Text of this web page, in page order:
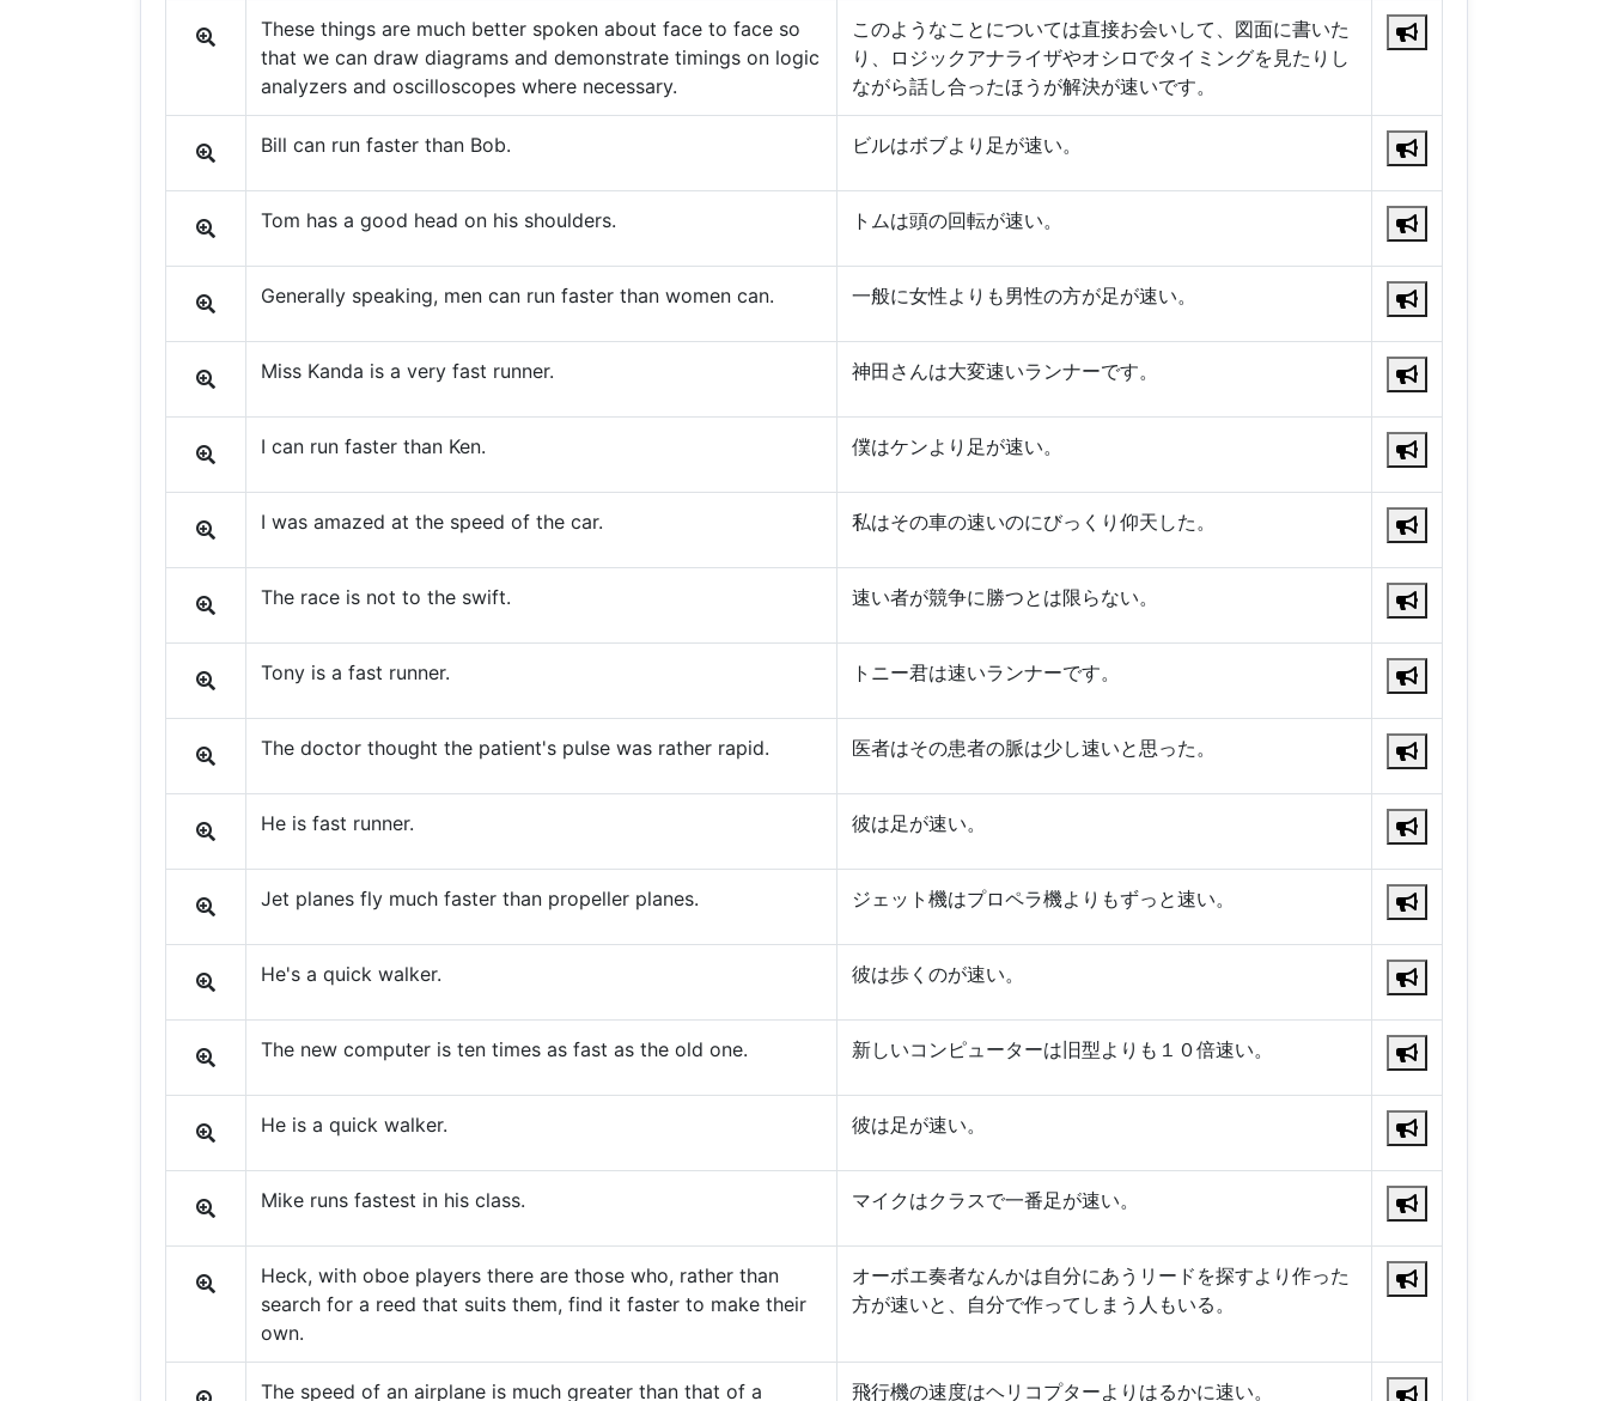
These things are much better spoken about face to face so
that we can draw diagrams and demonstrate timings on logic
analyzers and oscilloscopes where necessary.
このようなことについては直接お会いして、図面に書いた
り、ロジックアナライザやオシロでタイミングを見たりし
ながら話し合ったほうが解決が速いです。
Bill can run faster than Bob. ビルはボブより足が速い。
Tom has a good head on his shoulders. トムは頭の回転が速い。
Generally speaking, men can run faster than women can. 一般に女性よりも男性の方が足が速い。
Miss Kanda is a very fast runner. 神田さんは大変速いランナーです。
I can run faster than Ken. 僕はケンより足が速い。
I was amazed at the speed of the car. 私はその車の速いのにびっくり仰天した。
The race is not to the swift. 速い者が競争に勝つとは限らない。
Tony is a fast runner. トニー君は速いランナーです。
The doctor thought the patient's pulse was rather rapid. 医者はその患者の脈は少し速いと思った。
He is fast runner. 彼は足が速い。
Jet planes fly much faster than propeller planes. ジェット機はプロペラ機よりもずっと速い。
He's a quick walker. 彼は歩くのが速い。
The new computer is ten times as fast as the old one. 新しいコンピューターは旧型よりも１０倍速い。
He is a quick walker. 彼は足が速い。
Mike runs fastest in his class. マイクはクラスで一番足が速い。
Heck, with oboe players there are those who, rather than
search for a reed that suits them, find it faster to make their
own.
オーボエ奏者なんかは自分にあうリードを探すより作った
方が速いと、自分で作ってしまう人もいる。
The speed of an airplane is much greater than that of a
飛行機の速度はヘリコプターよりはるかに速い。